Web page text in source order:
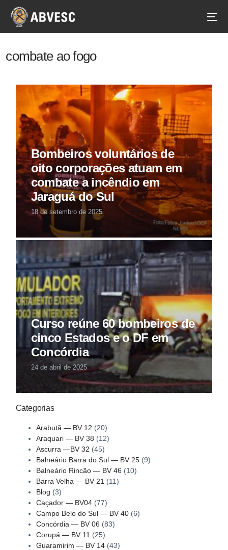
combate ao fogo
Bombeiros voluntários de
oito corporações atuam em
combate a incêndio em
Jaraguá do Sul
18 de setembro de 2025
Curso reúne 60 bombeiros de
cinco Estados e o DF em
Concórdia
24 de abril de 2025
Categorias
Arabutã — BV 12 (20)
Araquari — BV 38 (12)
Ascurra —BV 32 (45)
Balneário Barra do Sul — BV 25(9)
Balneário Rincão — BV 46 (10)
Barra Velha — BV 21 (11)
Blog (3)
Caçador — BV04(77)
Campo Belo do Sul — BV 40(6)
Concórdia — BV 06 (83)
Corupá — BV 11 (25)
Guaramirim — BV 14(43)